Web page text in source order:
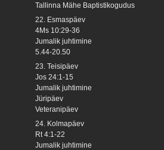
Tallinna Mähe Baptistikogudus
22. Esmaspäev
4Ms 10:29-36
Jumalik juhtimine
5.44-20.50
23. Teisipäev
Jos 24:1-15
Jumalik juhtimine
Jüripäev
Veteranipäev
24. Kolmapäev
Rt 4:1-22
Jumalik juhtimine